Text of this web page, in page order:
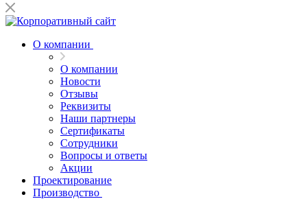
О компании
О компании
Новости
Отзывы
Реквизиты
Наши партнеры
Сертификаты
Сотрудники
Вопросы и ответы
Акции
Проектирование
Производство